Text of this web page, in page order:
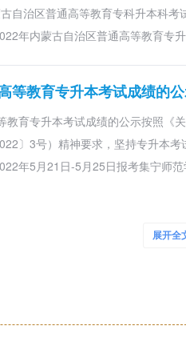
自治区普通高等教育专科升本科
年内蒙古自治区普通高等教育专
等教育专升本考试成绩的
教育专升本考试成绩的公示按照
〕3号）精神要求，坚持专升本
年5月21日-5月25日报考集宁师
业确认与提醒工作，现将2022年生
展开全